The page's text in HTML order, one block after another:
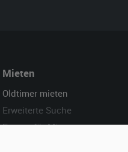
Mieten
Oldtimer mieten
Erweiterte Suche
Fragen für Mieter